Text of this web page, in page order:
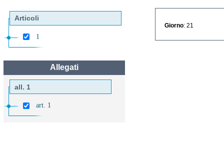
Articoli
1
Allegati
all. 1
art. 1
Giorno : 21